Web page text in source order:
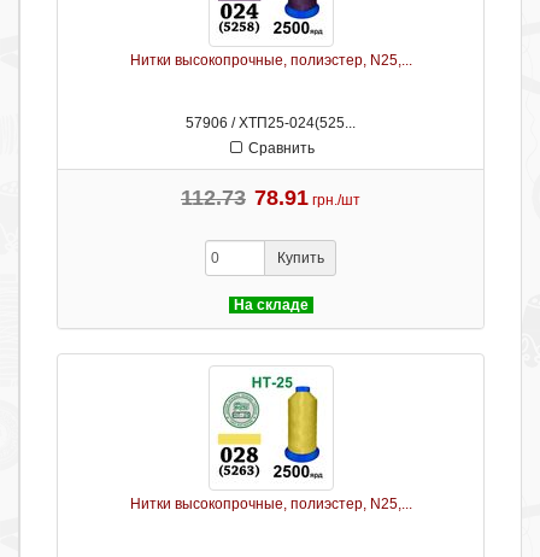
Нитки высокопрочные, полиэстер, N25,...
57906 / ХТП25-024(525...
Сравнить
112.73 78.91 грн./шт
Купить
На складе
Нитки высокопрочные, полиэстер, N25,...